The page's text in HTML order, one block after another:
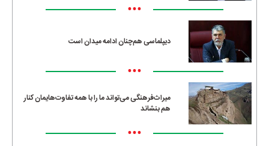
•••
دیپلماسی هم‌چنان ادامه میدان است
•••
میراث‌فرهنگی می‌تواند ما را با همه تفاوت‌هایمان کنار
هم بنشاند
•••